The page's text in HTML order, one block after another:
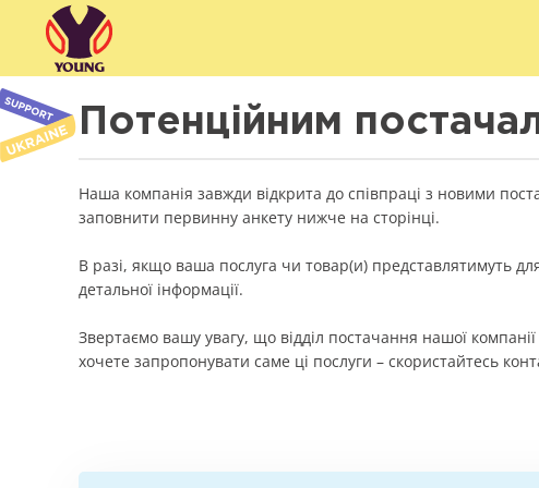
Потенційним
Наша компанія завжди відкрита до співпраці з новими
заповнити первинну анкету нижче на сторінці.
В разі, якщо ваша послуга чи товар(и) представлятимуть
детальної інформації.
Звертаємо вашу увагу, що відділ постачання нашої
хочете запропонувати саме ці послуги – скористайтесь